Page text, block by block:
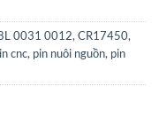
0031 0012, CR17450,
cnc, pin nuôi nguồn, pin